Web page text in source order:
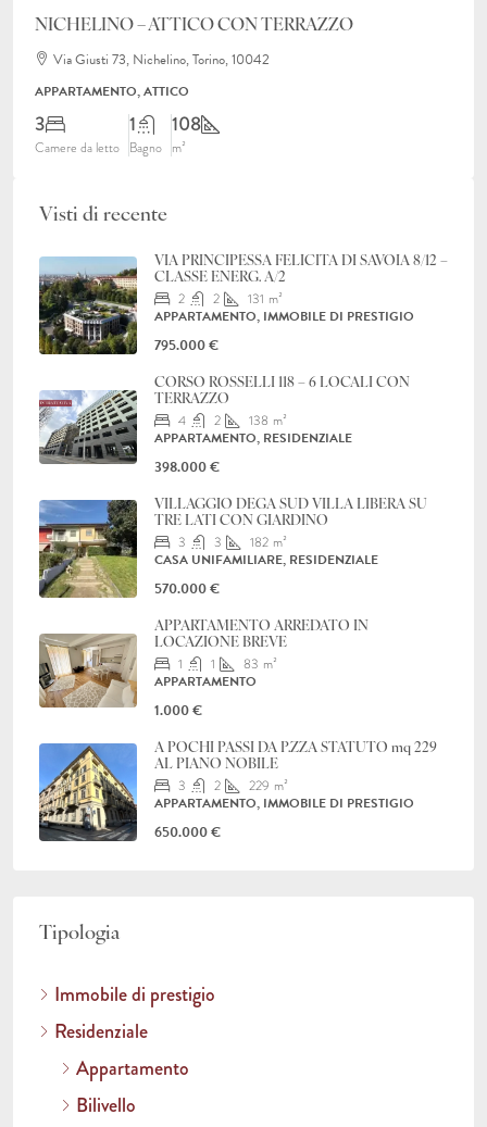
NICHELINO – ATTICO CON TERRAZZO
Via Giusti 73, Nichelino, Torino, 10042
APPARTAMENTO, ATTICO
3
Camere da letto
1
Bagno
108
m²
Visti di recente
VIA PRINCIPESSA FELICITA DI SAVOIA 8/12 –
CLASSE ENERG. A/2
2 2 131 m²
APPARTAMENTO, IMMOBILE DI PRESTIGIO
795.000 €
CORSO ROSSELLI 118 – 6 LOCALI CON
TERRAZZO
4 2 138 m²
APPARTAMENTO, RESIDENZIALE
398.000 €
VILLAGGIO DEGA SUD VILLA LIBERA SU
TRE LATI CON GIARDINO
3 3 182 m²
CASA UNIFAMILIARE, RESIDENZIALE
570.000 €
APPARTAMENTO ARREDATO IN
LOCAZIONE BREVE
1 1 83 m²
APPARTAMENTO
1.000 €
A POCHI PASSI DA P.ZZA STATUTO mq 229
AL PIANO NOBILE
3 2 229 m²
APPARTAMENTO, IMMOBILE DI PRESTIGIO
650.000 €
Tipologia
Immobile di prestigio
Residenziale
Appartamento
Bilivello